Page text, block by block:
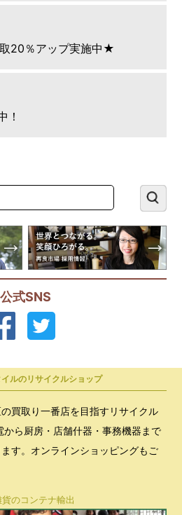
20％アップ実施中★
！
公式SNS
ルのリサイクルショップ
買取り一番店を目指すリサイクル
ら厨房・店舗什器・事務機器まで
す。オンラインショッピングもご
のコンテナ輸出